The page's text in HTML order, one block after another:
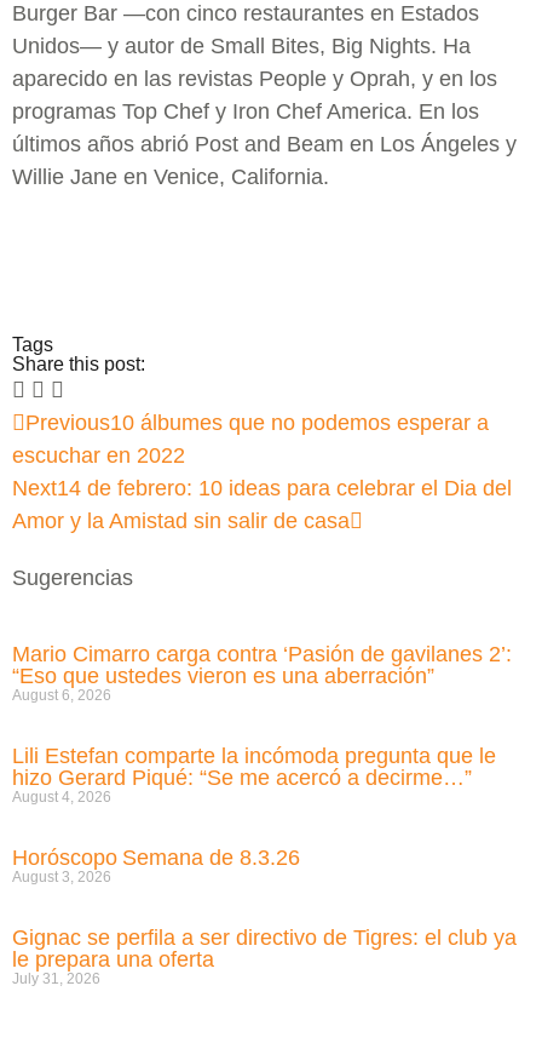
Burger Bar —con cinco restaurantes en Estados
Unidos— y autor de Small Bites, Big Nights. Ha
aparecido en las revistas People y Oprah, y en los
programas Top Chef y Iron Chef America. En los
últimos años abrió Post and Beam en Los Ángeles y
Willie Jane en Venice, California.
Tags
Share this post:
Previous10 álbumes que no podemos esperar a
escuchar en 2022
Next14 de febrero: 10 ideas para celebrar el Dia del
Amor y la Amistad sin salir de casa
Sugerencias
Mario Cimarro carga contra ‘Pasión de gavilanes 2’:
“Eso que ustedes vieron es una aberración”
August 6, 2026
Lili Estefan comparte la incómoda pregunta que le
hizo Gerard Piqué: “Se me acercó a decirme…”
August 4, 2026
Horóscopo Semana de 8.3.26
August 3, 2026
Gignac se perfila a ser directivo de Tigres: el club ya
le prepara una oferta
July 31, 2026